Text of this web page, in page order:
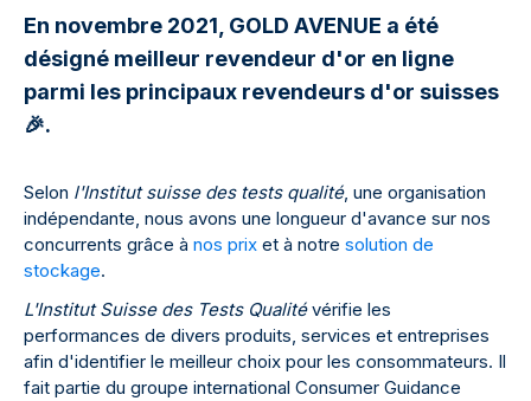
En novembre 2021, GOLD AVENUE a été
désigné meilleur revendeur d'or en ligne
parmi les principaux revendeurs d'or suisses
🎉.
Selon l'Institut suisse des tests qualité, une organisation
indépendante, nous avons une longueur d'avance sur nos
concurrents grâce à nos prix et à notre solution de
stockage.
L'Institut Suisse des Tests Qualitévérifie les
performances de divers produits, services et entreprises
afin d'identifier le meilleur choix pour les consommateurs. Il
fait partie du groupe international Consumer Guidance